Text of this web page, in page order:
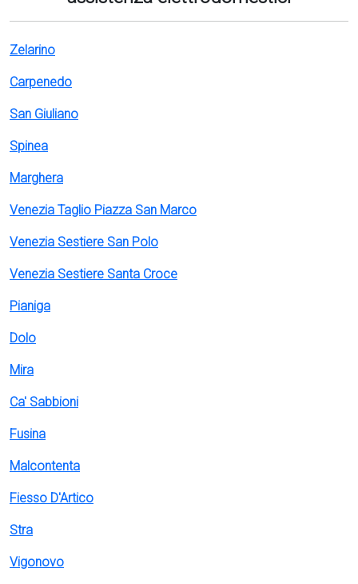
Zelarino
Carpenedo
San Giuliano
Spinea
Marghera
Venezia Taglio Piazza San Marco
Venezia Sestiere San Polo
Venezia Sestiere Santa Croce
Pianiga
Dolo
Mira
Ca' Sabbioni
Fusina
Malcontenta
Fiesso D'Artico
Stra
Vigonovo